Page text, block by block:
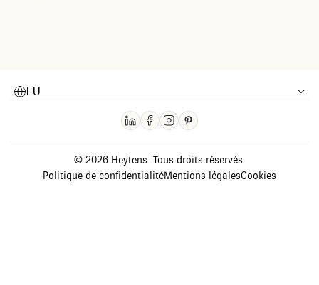
LU
© 2026 Heytens. Tous droits réservés.
Politique de confidentialitéMentions légalesCookies